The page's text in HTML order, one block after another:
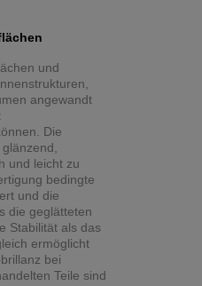
und
angewandt
Die
und leicht zu
bedingte
und die
die geglätteten
Stabilität als das
ermöglicht
bei
Teile sind